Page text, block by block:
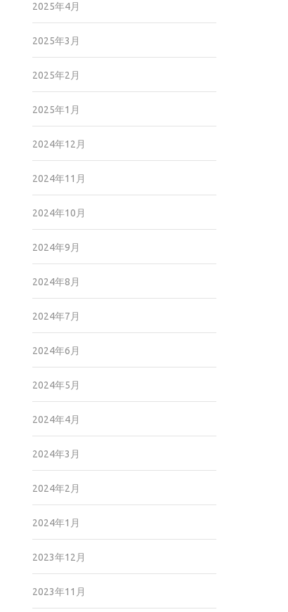
2025年4月
2025年3月
2025年2月
2025年1月
2024年12月
2024年11月
2024年10月
2024年9月
2024年8月
2024年7月
2024年6月
2024年5月
2024年4月
2024年3月
2024年2月
2024年1月
2023年12月
2023年11月